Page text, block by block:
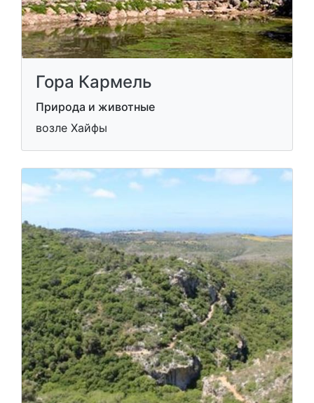
Гора Кармель
Природа и животные
возле Хайфы